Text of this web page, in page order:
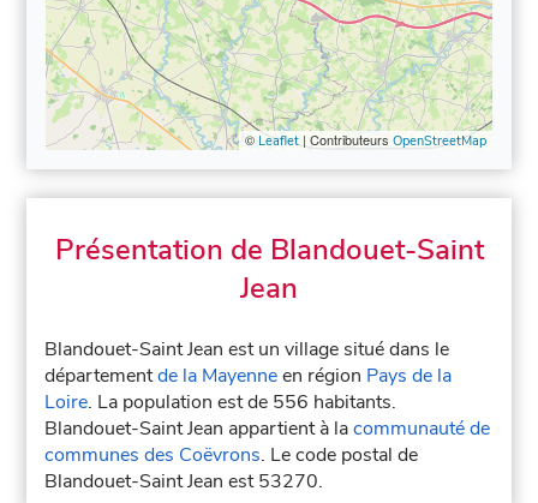
© Leaflet| Contributeurs OpenStreetMap
Présentation de Blandouet-Saint
Jean
Blandouet-Saint Jean est un village situé dans le
départementde la Mayenneen région Pays de la
Loire. La population est de 556 habitants.
Blandouet-Saint Jean appartient à lacommunauté de
communes des Coëvrons. Le code postal de
Blandouet-Saint Jean est 53270.